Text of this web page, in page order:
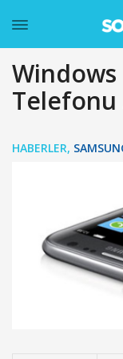
Windows
Telefonu
HABERLER,